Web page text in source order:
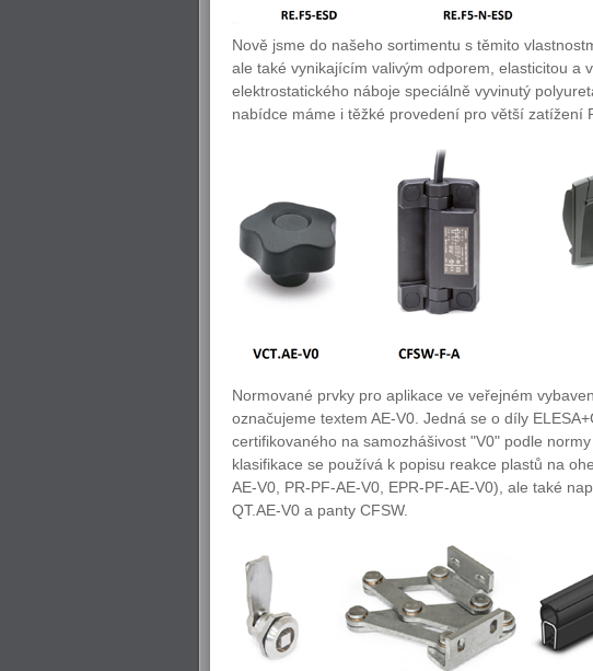
Nově jsme do našeho sortimentu s těmito
ale také vynikajícím valivým odporem, elasticitou a
elektrostatického náboje speciálně vyvinutý
nabídce máme i těžké provedení pro větší zatížení
Normované prvky pro aplikace ve veřejném
označujeme textem AE-V0. Jedná se o díly
certifikovaného na samozhášivost "V0" podle
klasifikace se používá k popisu reakce plastů na
AE-V0, PR-PF-AE-V0, EPR-PF-AE-V0), ale také
QT.AE-V0 a panty CFSW.